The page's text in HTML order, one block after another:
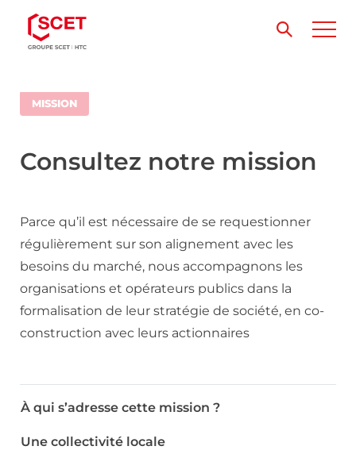
MISSION
Consultez notre mission
Parce qu’il est nécessaire de se requestionner
régulièrement sur son alignement avec les
besoins du marché, nous accompagnons les
organisations et opérateurs publics dans la
formalisation de leur stratégie de société, en co-
construction avec leurs actionnaires
À qui s’adresse cette mission ?
Une collectivité locale